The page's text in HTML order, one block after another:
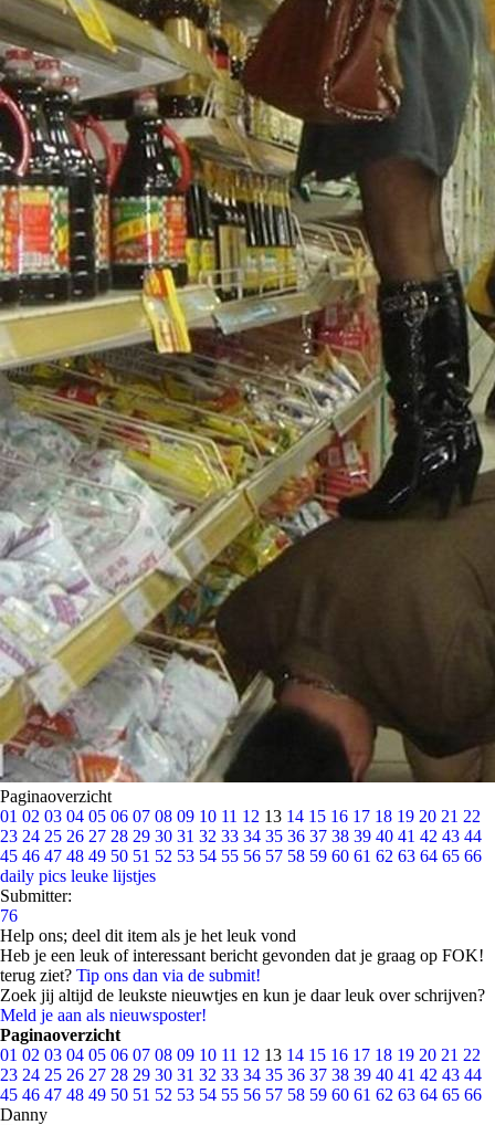
Paginaoverzicht
01 02 03 04 05 06 07 08 09 10 11 12 13 14 15 16 17 18 19 20 21 22
23 24 25 26 27 28 29 30 31 32 33 34 35 36 37 38 39 40 41 42 43 44
45 46 47 48 49 50 51 52 53 54 55 56 57 58 59 60 61 62 63 64 65 66
daily pics leuke lijstjes
Submitter:
76
Help ons; deel dit item als je het leuk vond
Heb je een leuk of interessant bericht gevonden dat je graag op FOK!
terug ziet? Tip ons dan via de submit!
Zoek jij altijd de leukste nieuwtjes en kun je daar leuk over schrijven?
Meld je aan als nieuwsposter!
Paginaoverzicht
01 02 03 04 05 06 07 08 09 10 11 12 13 14 15 16 17 18 19 20 21 22
23 24 25 26 27 28 29 30 31 32 33 34 35 36 37 38 39 40 41 42 43 44
45 46 47 48 49 50 51 52 53 54 55 56 57 58 59 60 61 62 63 64 65 66
Danny